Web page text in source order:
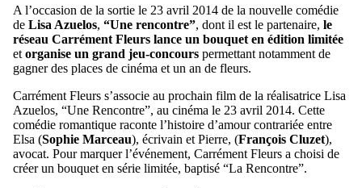
A l’occasion de la sortie le 23 avril 2014 de la nouvelle comédie
de Lisa Azuelos, “Une rencontre”, dont il est le partenaire, le
réseau Carrément Fleurs lance un bouquet en édition limitée
et organise un grand jeu-concours permettant notamment de
gagner des places de cinéma et un an de fleurs.
Carrément Fleurs s’associe au prochain film de la réalisatrice Lisa
Azuelos, “Une Rencontre”, au cinéma le 23 avril 2014. Cette
comédie romantique raconte l’histoire d’amour contrariée entre
Elsa (Sophie Marceau), écrivain et Pierre, (François Cluzet),
avocat. Pour marquer l’événement, Carrément Fleurs a choisi de
créer un bouquet en série limitée, baptisé “La Rencontre”.